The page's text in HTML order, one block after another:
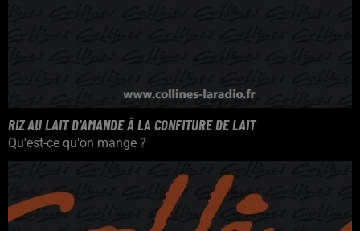
RIZ AU LAIT D'AMANDE À LA CONFITURE DE LAIT
Qu'est-ce qu'on mange ?